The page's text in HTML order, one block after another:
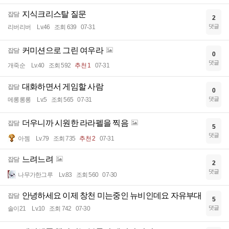
잡담 지식크리스탈 질문
리버리버 Lv.46 조회 639 07-31
2
댓글
잡담 커미션으로 그린 여우라
개죽순 Lv.40 조회 592 추천 1 07-31
0
댓글
잡담 대화하면서 게임할 사람
메롱롱롱 Lv.5 조회 565 07-31
0
댓글
잡담 더우니까 시원한 라라펠을 찍음
아젬 Lv.79 조회 735 추천 2 07-31
5
댓글
잡담 느려느려
나무가한그루 Lv.83 조회 560 07-30
2
댓글
잡담 안녕하세요 이제 창천 미는중인 뉴비인데요 자유부대
솔이21 Lv.10 조회 742 07-30
5
댓글